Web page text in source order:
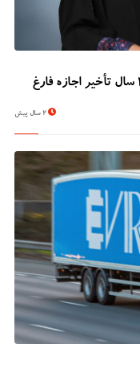
دانشجوی 62 ساله دانشگاه بریستول با 41 سال تأخیر اجازه فارغ
2 سال پیش